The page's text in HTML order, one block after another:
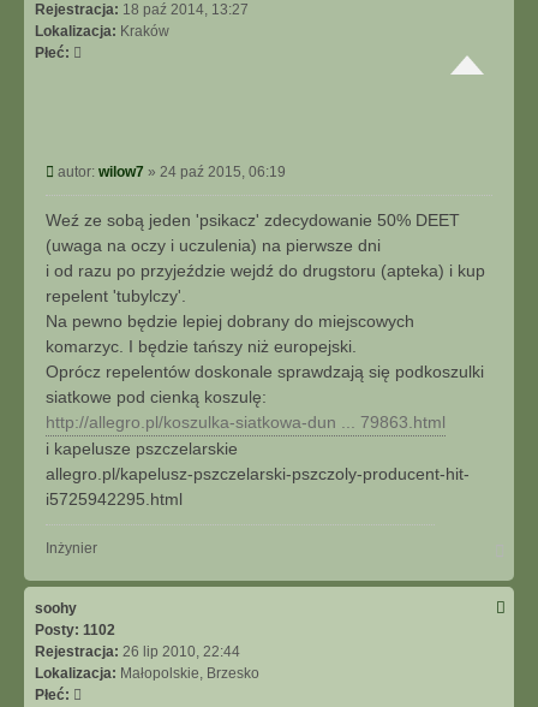
Rejestracja: 18 paź 2014, 13:27
Lokalizacja: Kraków
Płeć:
P
o
s
autor: wilow7 » 24 paź 2015, 06:19
Weź ze sobą jeden 'psikacz' zdecydowanie 50% DEET
(uwaga na oczy i uczulenia) na pierwsze dni
i od razu po przyjeździe wejdź do drugstoru (apteka) i kup
repelent 'tubylczy'.
Na pewno będzie lepiej dobrany do miejscowych
komarzyc. I będzie tańszy niż europejski.
Oprócz repelentów doskonale sprawdzają się podkoszulki
siatkowe pod cienką koszulę:
http://allegro.pl/koszulka-siatkowa-dun ... 79863.html
i kapelusze pszczelarskie
allegro.pl/kapelusz-pszczelarski-pszczoly-producent-hit-
i5725942295.html
Inżynier
g
ó
soohy
Posty: 1102
Rejestracja: 26 lip 2010, 22:44
Lokalizacja: Małopolskie, Brzesko
Płeć: